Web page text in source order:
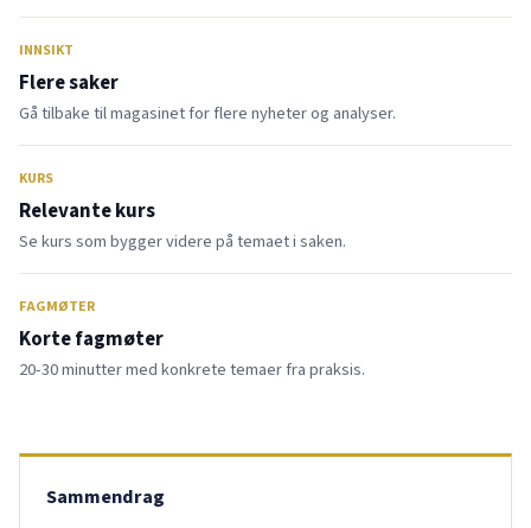
INNSIKT
Flere saker
Gå tilbake til magasinet for flere nyheter og analyser.
KURS
Relevante kurs
Se kurs som bygger videre på temaet i saken.
FAGMØTER
Korte fagmøter
20-30 minutter med konkrete temaer fra praksis.
Sammendrag